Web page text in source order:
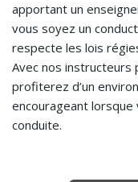
apportant un
vous soyez un
respecte les lois
Avec nos instructeurs
profiterez d’un
encourageant
conduite.